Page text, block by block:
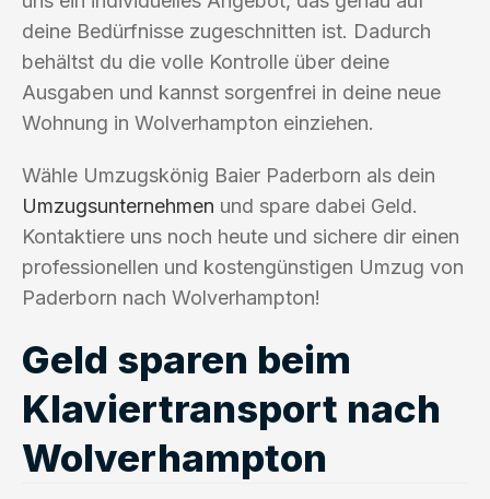
deine Bedürfnisse zugeschnitten ist. Dadurch
behältst du die volle Kontrolle über deine
Ausgaben und kannst sorgenfrei in deine neue
Wohnung in Wolverhampton einziehen.
Wähle Umzugskönig Baier Paderborn als dein
Umzugsunternehmen und spare dabei Geld.
Kontaktiere uns noch heute und sichere dir einen
professionellen und kostengünstigen Umzug von
Paderborn nach Wolverhampton!
Geld sparen beim
Klaviertransport nach
Wolverhampton